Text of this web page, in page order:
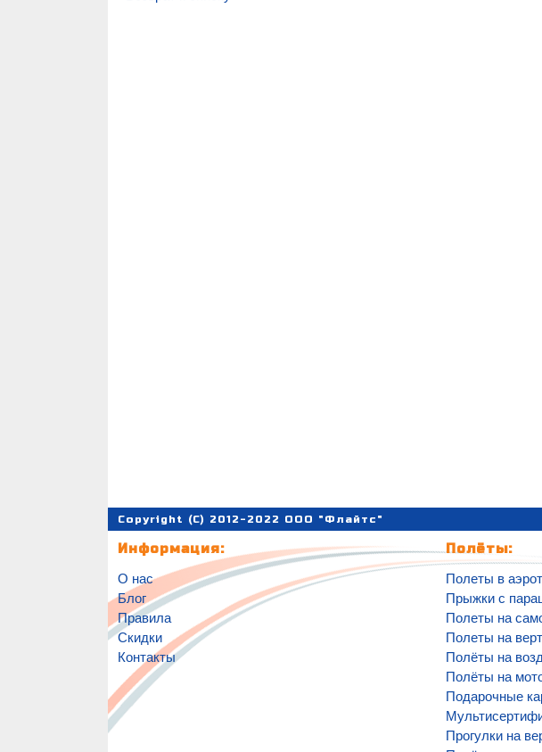
Copyright (C) 2012-2022 ООО "Флайтс"
Информация:
О нас
Блог
Правила
Скидки
Контакты
Полёты:
Полеты в
Прыжки с
Полеты на
Полеты на
Полёты на
Полёты на
Подарочные
Прогулки на